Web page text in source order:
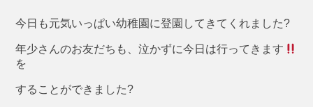
今日も元気いっぱい幼稚園に登園してきてくれました?
年少さんのお友だちも、泣かずに今日は行ってきます
を
することができました?